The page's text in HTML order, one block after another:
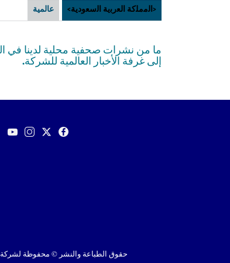
<اﻟﻣﻣﻠﻛﺔ اﻟﻌرﺑﯾﺔ اﻟﺳﻌودﯾﺔ> عالمية
إلى غرفة الأخبار العالمية للشركة.
حقوق الطباعة والنشر © محفوظة لشركة Abbott لعام 2026. كل الحقوق محفوظة. يُرجى قراءة الإشعار القانوني للحصول على مزيد من التفاصيل.